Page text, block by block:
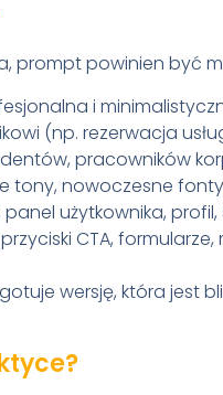
prompt powinien być
i
(np. rezerwacja
pracowników
tony, nowoczesne
użytkownika, profil,
CTA,
wersję, która jest